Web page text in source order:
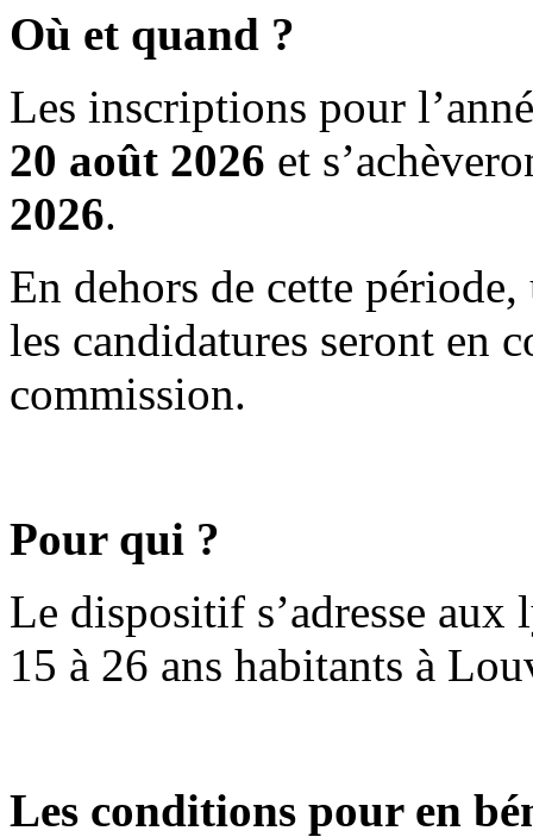
Où et quand ?
Les inscriptions pour
20 août 2026 et
2026.
En dehors de cette
les candidatures seront en
commission.
Pour qui ?
Le dispositif s’adresse aux
15 à 26 ans habitants à
Les conditions pour en